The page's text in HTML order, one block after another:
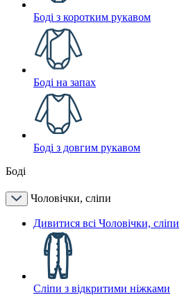
Боді з коротким рукавом
Боді на запах
Боді з довгим рукавом
Боді
Чоловічки, сліпи
Дивитися всі Чоловічки, сліпи
Сліпи з відкритими ніжками